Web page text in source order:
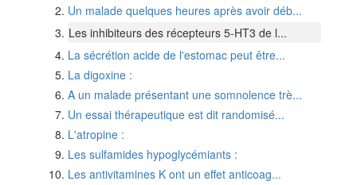
Un malade quelques heures après avoir déb...
Les inhibiteurs des récepteurs 5-HT3 de l...
La sécrétion acide de l'estomac peut être...
La digoxine :
A un malade présentant une somnolence trè...
Un essai thérapeutique est dit randomisé...
L'atropine :
Les sulfamides hypoglycémiants :
Les antivitamines K ont un effet anticoag...